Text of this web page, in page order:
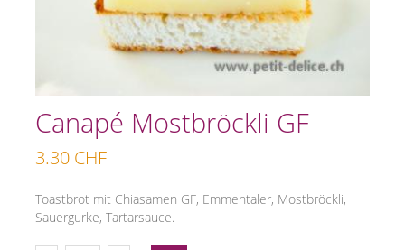
Canapé Mostbröckli GF
3.30 CHF
Toastbrot mit Chiasamen GF, Emmentaler, Mostbröckli,
Sauergurke, Tartarsauce.